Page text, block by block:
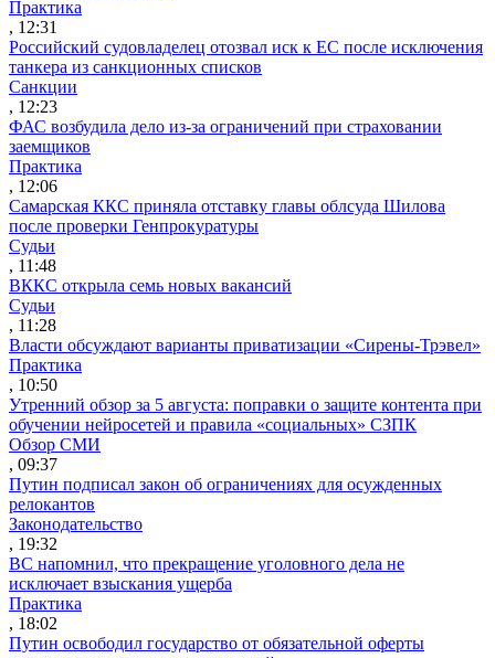
Практика
, 12:31
Российский судовладелец отозвал иск к ЕС после исключения
танкера из санкционных списков
Санкции
, 12:23
ФАС возбудила дело из-за ограничений при страховании
заемщиков
Практика
, 12:06
Самарская ККС приняла отставку главы облсуда Шилова
после проверки Генпрокуратуры
Судьи
, 11:48
ВККС открыла семь новых вакансий
Судьи
, 11:28
Власти обсуждают варианты приватизации «Сирены-Трэвел»
Практика
, 10:50
Утренний обзор за 5 августа: поправки о защите контента при
обучении нейросетей и правила «социальных» СЗПК
Обзор СМИ
, 09:37
Путин подписал закон об ограничениях для осужденных
релокантов
Законодательство
, 19:32
ВС напомнил, что прекращение уголовного дела не
исключает взыскания ущерба
Практика
, 18:02
Путин освободил государство от обязательной оферты